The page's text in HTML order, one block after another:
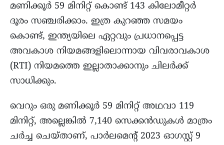
മണിക്കൂർ 59 മിനിറ്റ് കൊണ്ട് 143 കിലോമീറ്റര്‍
ദൂരം സഞ്ചരിക്കാം. ഇത്ര കുറഞ്ഞ സമയം
കൊണ്ട്, ഇന്ത്യയിലെ ഏറ്റവും പ്രധാനപ്പെട്ട
അവകാശ നിയമങ്ങളിലൊന്നായ വിവരാവകാശ
(RTI) നിയമത്തെ ഇല്ലാതാക്കാനും ചിലര്‍ക്ക്
സാധിക്കും.
വെറും ഒരു മണിക്കൂർ 59 മിനിറ്റ് അഥവാ 119
മിനിറ്റ്, അല്ലെങ്കിൽ 7,140 സെക്കൻഡുകൾ മാത്രം
ചർച്ച ചെയ്താണ്, പാർലമെൻ്റ് 2023 ഓഗസ്റ്റ് 9